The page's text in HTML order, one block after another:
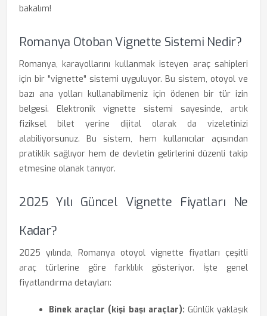
bakalım!
Romanya Otoban Vignette Sistemi Nedir?
Romanya, karayollarını kullanmak isteyen araç sahipleri
için bir "vignette" sistemi uyguluyor. Bu sistem, otoyol ve
bazı ana yolları kullanabilmeniz için ödenen bir tür izin
belgesi. Elektronik vignette sistemi sayesinde, artık
fiziksel bilet yerine dijital olarak da vizeletinizi
alabiliyorsunuz. Bu sistem, hem kullanıcılar açısından
pratiklik sağlıyor hem de devletin gelirlerini düzenli takip
etmesine olanak tanıyor.
2025 Yılı Güncel Vignette Fiyatları Ne
Kadar?
2025 yılında, Romanya otoyol vignette fiyatları çeşitli
araç türlerine göre farklılık gösteriyor. İşte genel
fiyatlandırma detayları:
Binek araçlar (kişi başı araçlar): Günlük yaklaşık